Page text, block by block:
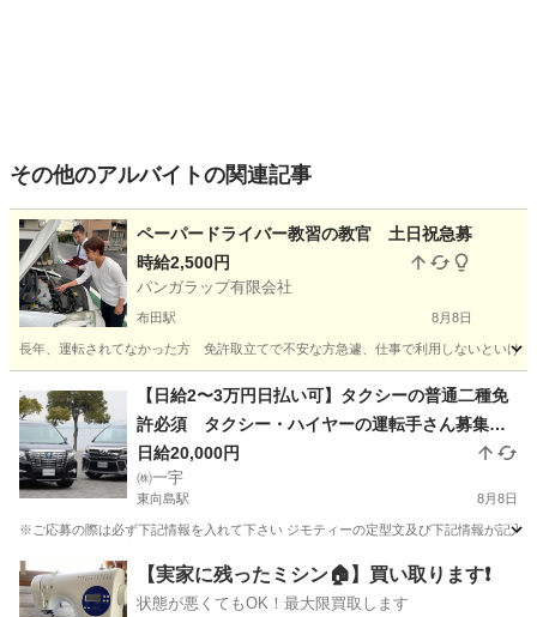
その他のアルバイトの関連記事
ペーパードライバー教習の教官 土日祝急募
時給2,500円
パンガラップ有限会社
布田駅 8月8日
長年、運転されてなかった方 免許取立てで不安な方急遽、仕事で利用しないとい
布田駅 その他 ペーパードライバー
【日給2〜3万円日払い可】タクシーの普通二種免
許必須 タクシー・ハイヤーの運転手さん募集し
ます！ 大型二種でも可【どなたでも月給50万円
以上可能です】免許取得支援制度有ります。固定
給（時給1800円）の仕事もあります
日給20,000円
㈱一宇
東向島駅 8月8日
※ご応募の際は必ず下記情報を入れて下さい ジモティーの定型文及び下記情報が記入
墨田区 東向島駅 その他 ハイヤー
【実家に残ったミシン🏠】買い取ります❗️
状態が悪くてもOK！最大限買取します